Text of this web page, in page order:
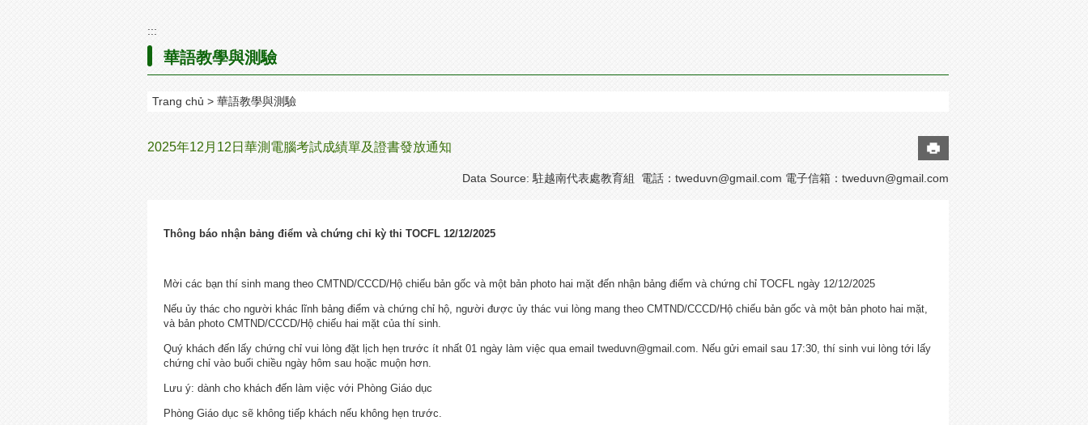
:::
華語教學與測驗
Trang chủ 華語教學與測驗
2025年12月12日華測電腦考試成績單及證書發放通知
Data Source: 駐越南代表處教育組 電話：tweduvn@gmail.com 電子信箱： tweduvn@gmail.com
Thông báo nhận bảng điểm và chứng chỉ kỳ thi TOCFL 12/12/2025
Mời các bạn thí sinh mang theo CMTND/CCCD/Hộ chiếu bản gốc và một bản photo hai mặt đến nhận bảng điểm và chứng chỉ TOCFL ngày 12/12/2025
Nếu ủy thác cho người khác lĩnh bảng điểm và chứng chỉ hộ, người được ủy thác vui lòng mang theo CMTND/CCCD/Hộ chiếu bản gốc và một bản photo hai mặt,
và bản photo CMTND/CCCD/Hộ chiếu hai mặt của thí sinh.
Quý khách đến lấy chứng chỉ vui lòng đặt lịch hẹn trước ít nhất 01 ngày làm việc qua email tweduvn@gmail.com. Nếu gửi email sau 17:30, thí sinh vui lòng tới lấy
chứng chỉ vào buổi chiều ngày hôm sau hoặc muộn hơn.
Lưu ý: dành cho khách đến làm việc với Phòng Giáo dục
Phòng Giáo dục sẽ không tiếp khách nếu không hẹn trước.